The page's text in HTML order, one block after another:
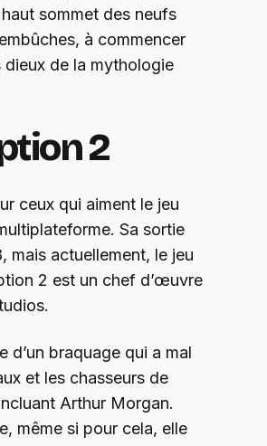
sommet des neufs
à commencer
de la mythologie
2
ceux qui aiment le jeu
Sa sortie
mais actuellement, le jeu
2 est un chef d’œuvre
d’un braquage qui a mal
et les chasseurs de
Arthur Morgan.
même si pour cela, elle